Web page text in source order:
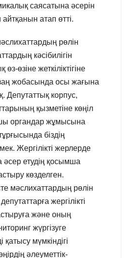
саясатына әсерін
айтқанын атап өтті.
рөлін
кәсібилігін
өзіне жеткіліктігіне
жобасында осы жағына
Депутаттық корпус,
қызметіне көңіл
органдар жұмысына
біздің
Жергілікті жерлерде
әсер етудің қосымша
көзделген.
мәслихаттардың рөлін
жергілікті
және оның
жүргізуге
мүмкіндігі
әлеуметтік-